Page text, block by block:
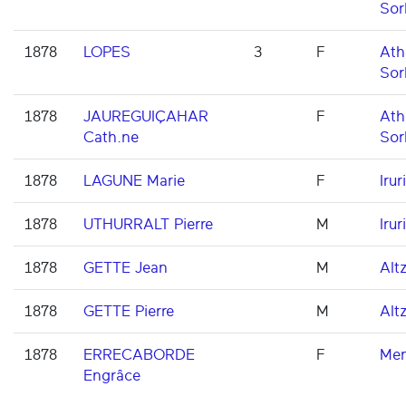
1878 LOPES 3 F
1878
JAUREGUIÇAHAR
Cath.ne
F
1878 LAGUNE Marie F Iruri
1878 UTHURRALT Pierre M Iruri
1878 GETTE Jean M
1878 GETTE Pierre M
1878
ERRECABORDE
Engrâce
F